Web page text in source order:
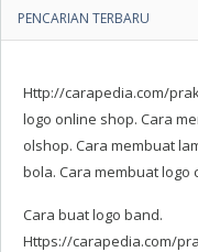
PENCARIAN TERBARU
Http://carapedia.com/
logo online shop. Cara
olshop. Cara membuat
bola. Cara membuat
Cara buat logo band.
Https://carapedia.com/